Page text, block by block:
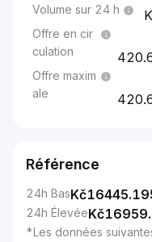
Volume sur 24 h
Offre en cir
culation
Offre maxim
ale
Référence
24h BasKč
24h ÉlevéeKč
*Les données